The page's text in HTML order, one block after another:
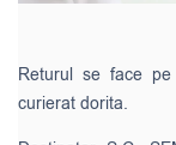
Returul se face
curierat dorita.